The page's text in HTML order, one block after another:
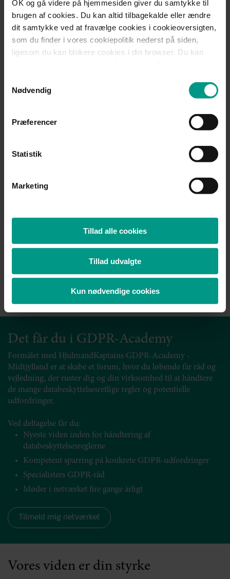
OK og gå videre på hjemmesiden giver du samtykke til
brugen af cookies. Du kan altid tilbagekalde eller ændre
dit samtykke ved at fravælge cookies i cookieoversigten,
som du finder i vores cookiepolitik nederst på siden,
ligesom du kan blokere cookies i din browser. Du kan
behandling af personoplysninger.
Nødvendig
Præferencer
Statistik
Marketing
Tillad alle cookies
Tillad udvalgte
Kun nødvendige cookies
Tilmeld dig HjulmandKaptains nyhedsbrev
Ja tak, jeg vil gerne modtage nyheder inden for GDPR.
Du kan til enhver tid trække dit samtykke tilbage.
Læs
mere om vores samtykkevilkår her.
Se, hvordan vi behandler dine personoplysninger i
privatlivspolitik
Vært og oplægsholder ved mødet
Advokat, Fagchef NIS2
Mobil:+45 2442 0586
nma@70151000.dk
Det får du i GDPR-Academy
Formålet med HjulmandKaptains GDPR-Academy -
Midtjylland er at skabe et forum, hvor du løbende får råd og
vejledning, der ruster dig og din virksomhed til at håndtere
de mange databeskyttelsesretlige regler og potentielle
udfordringer.
Ved deltagelse får du:
Nyeste viden inden for håndtering af
databeskyttelsesreglerne
Kompetent sparring på konkrete GDPR-udfordringer
Specialisters GDPR-råd
Møder i netværket fire gange årligt
Tilmeld mig netværket
Vores viden er din styrke